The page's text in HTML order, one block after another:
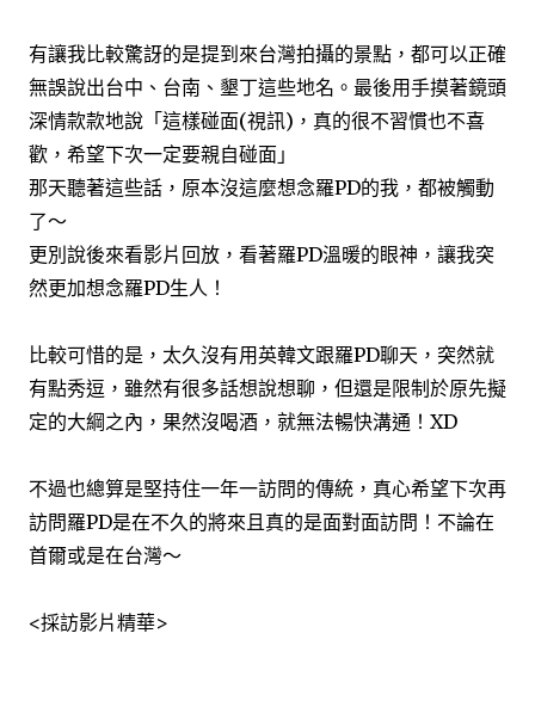
有讓我比較驚訝的是提到來台灣拍攝的景點，都可以正確
無誤說出台中、台南、墾丁這些地名。最後用手摸著鏡頭
深情款款地說「這樣碰面(視訊)，真的很不習慣也不喜
歡，希望下次一定要親自碰面」
那天聽著這些話，原本沒這麼想念羅PD的我，都被觸動
了～
更別說後來看影片回放，看著羅PD溫暖的眼神，讓我突
然更加想念羅PD生人！
比較可惜的是，太久沒有用英韓文跟羅PD聊天，突然就
有點秀逗，雖然有很多話想說想聊，但還是限制於原先擬
定的大綱之內，果然沒喝酒，就無法暢快溝通！XD
不過也總算是堅持住一年一訪問的傳統，真心希望下次再
訪問羅PD是在不久的將來且真的是面對面訪問！不論在
首爾或是在台灣～
<採訪影片精華>